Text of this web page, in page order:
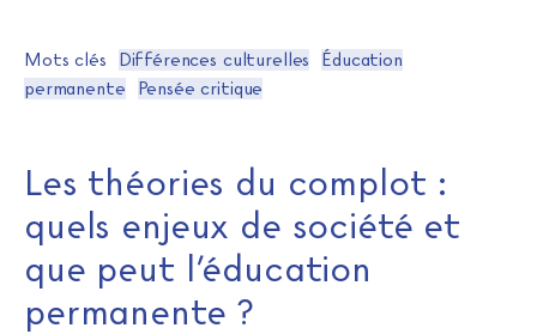
Mots clés Différences culturelles
Éducation
permanente
Pensée critique
Les théories du complot :
quels enjeux de société et
que peut l’éducation
permanente ?